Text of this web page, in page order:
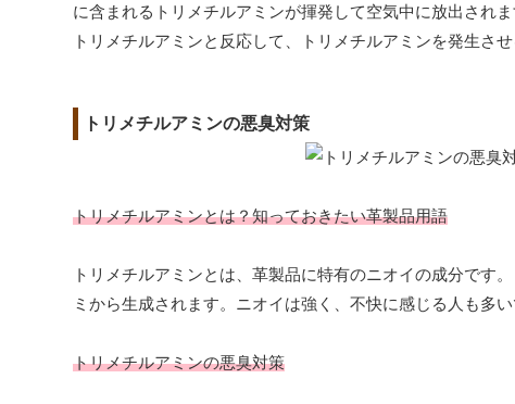
に含まれるトリメチルアミンが揮発して空気中に放出され
トリメチルアミンと反応して、トリメチルアミンを発生させ
トリメチルアミンの悪臭対策
トリメチルアミンとは？知っておきたい革製品用語
トリメチルアミンとは、革製品に特有のニオイの成分です
ミから生成されます。ニオイは強く、不快に感じる人も多い
トリメチルアミンの悪臭対策